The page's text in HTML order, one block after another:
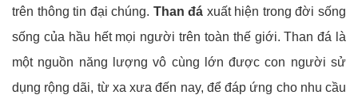
trên thông tin đại chúng. Than đá xuất hiện trong đời sống
sống của hầu hết mọi người trên toàn thế giới. Than đá là
một nguồn năng lượng vô cùng lớn được con người sử
dụng rộng dãi, từ xa xưa đến nay, để đáp ứng cho nhu cầu